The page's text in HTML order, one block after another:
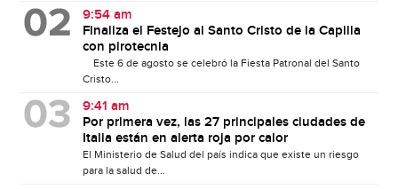
9:54 am
Finaliza el Festejo al Santo Cristo de la Capilla
con pirotecnia
Este 6 de agosto se celebró la Fiesta Patronal del Santo
Cristo...
9:41 am
Por primera vez, las 27 principales ciudades de
Italia están en alerta roja por calor
El Ministerio de Salud del país indica que existe un riesgo
para la salud de...